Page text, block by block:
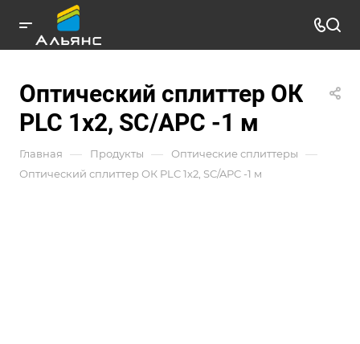
Оптический сплиттер ОК
PLC 1х2, SC/APC -1 м
Главная — Продукты — Оптические сплиттеры —
Оптический сплиттер ОК PLC 1х2, SC/APC -1 м